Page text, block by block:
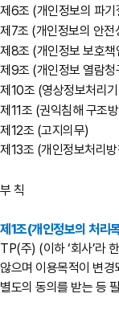
제6조 (개인정보의 파기
제7조 (개인정보의 안전
제8조 (개인정보 보호책
제9조 (개인정보 열람청
제10조 (영상정보처리
제11조 (권익침해 구조
제12조 (고지의무)
제13조 (개인정보처리
부 칙
제1조(개인정보의 처리
TP(주) (이하 ‘회사’라
않으며 이용목적이 변경
별도의 동의를 받는 등